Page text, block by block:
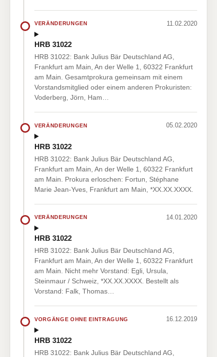
VERÄNDERUNGEN 11.02.2020
HRB 31022
HRB 31022: Bank Julius Bär Deutschland AG,
Frankfurt am Main, An der Welle 1, 60322 Frankfurt
am Main. Gesamtprokura gemeinsam mit einem
Vorstandsmitglied oder einem anderen Prokuristen:
Voderberg, Jörn, Ham…
VERÄNDERUNGEN 05.02.2020
HRB 31022
HRB 31022: Bank Julius Bär Deutschland AG,
Frankfurt am Main, An der Welle 1, 60322 Frankfurt
am Main. Prokura erloschen: Fortun, Stéphane
Marie Jean-Yves, Frankfurt am Main, *XX.XX.XXXX.
VERÄNDERUNGEN 14.01.2020
HRB 31022
HRB 31022: Bank Julius Bär Deutschland AG,
Frankfurt am Main, An der Welle 1, 60322 Frankfurt
am Main. Nicht mehr Vorstand: Egli, Ursula,
Steinmaur / Schweiz, *XX.XX.XXXX. Bestellt als
Vorstand: Falk, Thomas…
VORGÄNGE OHNE EINTRAGUNG 16.12.2019
HRB 31022
HRB 31022: Bank Julius Bär Deutschland AG,